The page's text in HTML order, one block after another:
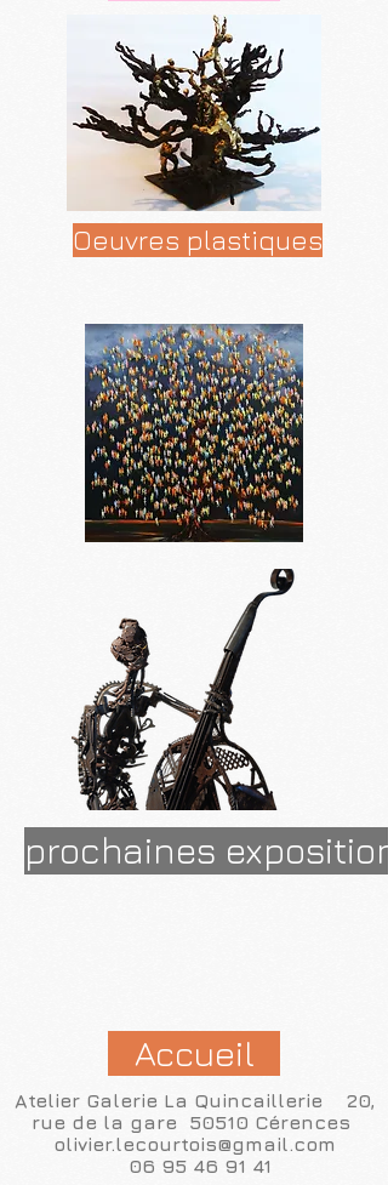
Oeuvres plastiques
prochaines
Accueil
Atelier Galerie La Quincaillerie 20,
rue de la gare 50510 Cérences
olivier.lecourtois@gmail.com
06 95 46 91 41